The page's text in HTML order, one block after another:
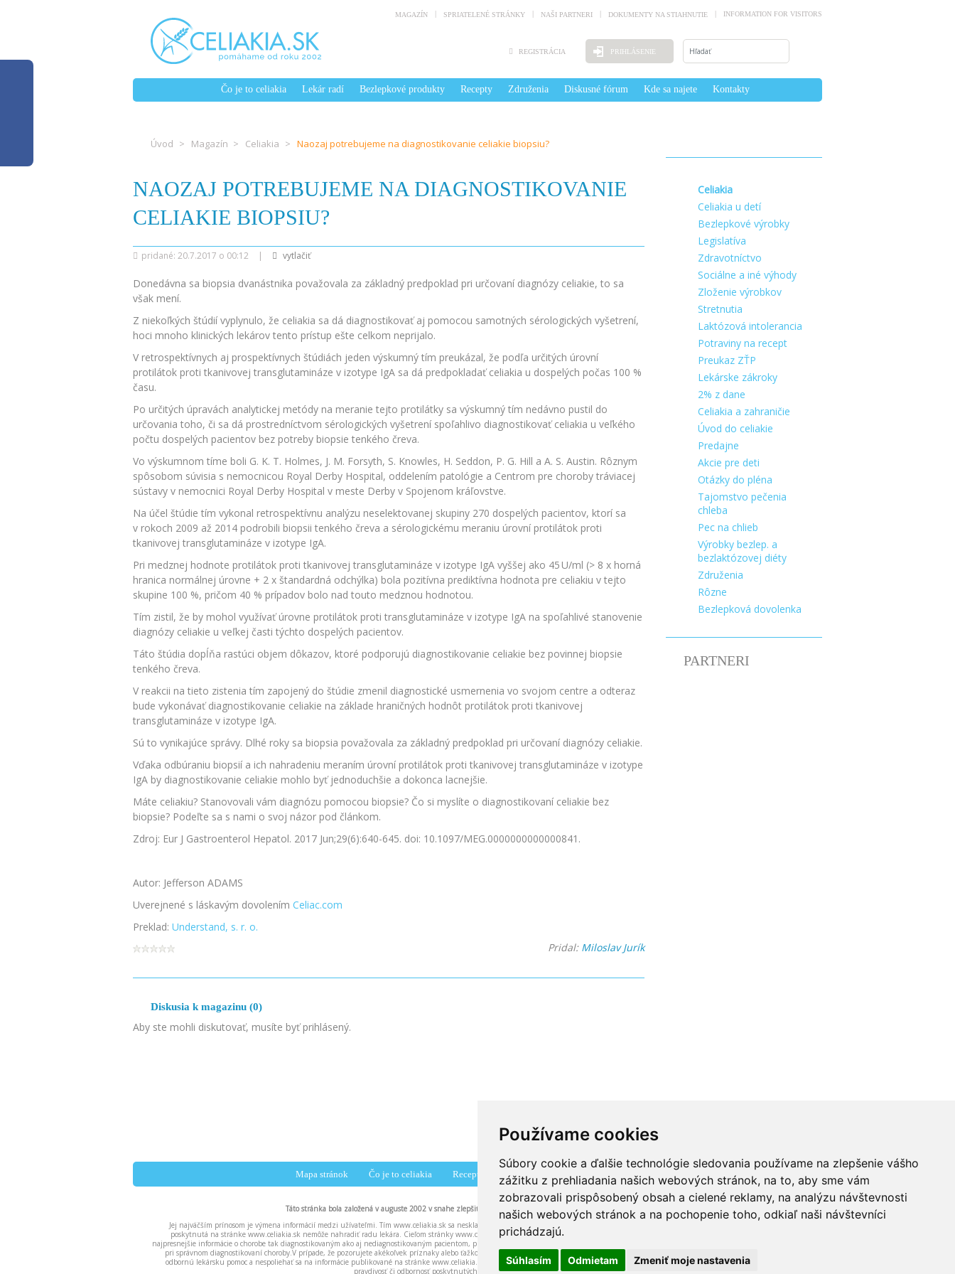
Používame cookies
Súbory cookie a ďalšie technológie sledovania používame na zlepšenie vášho
zážitku z prehliadania našich webových stránok, na to, aby sme vám
zobrazovali prispôsobený obsah a cielené reklamy, na analýzu návštevnosti
našich webových stránok a na pochopenie toho, odkiaľ naši návštevníci
prichádzajú.
Súhlasím Odmietam Zmeniť moje nastavenia
MAGAZÍN SPRIATELENÉ STRÁNKY NAŠI PARTNERI DOKUMENTY NA STIAHNUTIE INFORMATION FOR VISITORS
REGISTRÁCIA PRIHLÁSENIE
Čo je to celiakia Lekár radí Bezlepkové produkty Recepty Združenia Diskusné fórum Kde sa najete Kontakty
Úvod Magazín Celiakia Naozaj potrebujeme na diagnostikovanie celiakie biopsiu?
NAOZAJ POTREBUJEME NA DIAGNOSTIKOVANIE
CELIAKIE BIOPSIU?
pridané: 20.7.2017 o 00:12 | vytlačiť
Donedávna sa biopsia dvanástnika považovala za základný predpoklad pri určovaní diagnózy celiakie, to sa
však mení.
Z niekoľkých štúdií vyplynulo, že celiakia sa dá diagnostikovať aj pomocou samotných sérologických vyšetrení,
hoci mnoho klinických lekárov tento prístup ešte celkom neprijalo.
V retrospektívnych aj prospektívnych štúdiách jeden výskumný tím preukázal, že podľa určitých úrovní
protilátok proti tkanivovej transglutamináze v izotype IgA sa dá predpokladať celiakia u dospelých počas 100 %
času.
Po určitých úpravách analytickej metódy na meranie tejto protilátky sa výskumný tím nedávno pustil do
určovania toho, či sa dá prostredníctvom sérologických vyšetrení spoľahlivo diagnostikovať celiakia u veľkého
počtu dospelých pacientov bez potreby biopsie tenkého čreva.
Vo výskumnom tíme boli G. K. T. Holmes, J. M. Forsyth, S. Knowles, H. Seddon, P. G. Hill a A. S. Austin. Rôznym
spôsobom súvisia s nemocnicou Royal Derby Hospital, oddelením patológie a Centrom pre choroby tráviacej
sústavy v nemocnici Royal Derby Hospital v meste Derby v Spojenom kráľovstve.
Na účel štúdie tím vykonal retrospektívnu analýzu neselektovanej skupiny 270 dospelých pacientov, ktorí sa
v rokoch 2009 až 2014 podrobili biopsii tenkého čreva a sérologickému meraniu úrovní protilátok proti
tkanivovej transglutamináze v izotype IgA.
Pri medznej hodnote protilátok proti tkanivovej transglutamináze v izotype IgA vyššej ako 45 U/ml (> 8 x horná
hranica normálnej úrovne + 2 x štandardná odchýlka) bola pozitívna prediktívna hodnota pre celiakiu v tejto
skupine 100 %, pričom 40 % prípadov bolo nad touto medznou hodnotou.
Tím zistil, že by mohol využívať úrovne protilátok proti transglutamináze v izotype IgA na spoľahlivé stanovenie
diagnózy celiakie u veľkej časti týchto dospelých pacientov.
Táto štúdia dopĺňa rastúci objem dôkazov, ktoré podporujú diagnostikovanie celiakie bez povinnej biopsie
tenkého čreva.
V reakcii na tieto zistenia tím zapojený do štúdie zmenil diagnostické usmernenia vo svojom centre a odteraz
bude vykonávať diagnostikovanie celiakie na základe hraničných hodnôt protilátok proti tkanivovej
transglutamináze v izotype IgA.
Sú to vynikajúce správy. Dlhé roky sa biopsia považovala za základný predpoklad pri určovaní diagnózy celiakie.
Vďaka odbúraniu biopsií a ich nahradeniu meraním úrovní protilátok proti tkanivovej transglutamináze v izotype
IgA by diagnostikovanie celiakie mohlo byť jednoduchšie a dokonca lacnejšie.
Máte celiakiu? Stanovovali vám diagnózu pomocou biopsie? Čo si myslíte o diagnostikovaní celiakie bez
biopsie? Podeľte sa s nami o svoj názor pod článkom.
Zdroj: Eur J Gastroenterol Hepatol. 2017 Jun;29(6):640-645. doi: 10.1097/MEG.0000000000000841.
Autor: Jefferson ADAMS
Uverejnené s láskavým dovolením Celiac.com
Preklad: Understand, s. r. o.
Pridal: Miloslav Jurík
Diskusia k magazinu (0)
Aby ste mohli diskutovať, musíte byť prihlásený.
Celiakia
Celiakia u detí
Bezlepkové výrobky
Legislatíva
Zdravotníctvo
Sociálne a iné výhody
Zloženie výrobkov
Stretnutia
Laktózová intolerancia
Potraviny na recept
Preukaz ZŤP
Lekárske zákroky
2% z dane
Celiakia a zahraničie
Úvod do celiakie
Predajne
Akcie pre deti
Otázky do pléna
Tajomstvo pečenia
chleba
Pec na chlieb
Výrobky bezlep. a
bezlaktózovej diéty
Združenia
Rôzne
Bezlepková dovolenka
PARTNERI
Mapa stránok Čo je to celiakia Recepty Združenia Diskusné fórum Zaujímavé linky Kontakty
Táto stránka bola založená v auguste 2002 v snahe zlepšiť povedomie pacientov o celiakii.
Jej najväčším prínosom je výmena informácií medzi užívateľmi. Tím www.celiakia.sk sa neskladá z lekárov ani iných zdravotníckych pracovníkov. Akákoľvek rada
poskytnutá na stránke www.celiakia.sk nemôže nahradiť radu lekára. Cieľom stránky www.celiakia.sk a našich odpovedí na vaše otázky je poskytnúť čo možno
najpresnejšie informácie o chorobe tak diagnostikovaným ako aj nediagnostikovaným pacientom, pričom u nediagnostikovaných pacientov môžu naše rady pomôcť lekárom
pri správnom diagnostikovaní choroby.V prípade, že pozorujete akékoľvek príznaky alebo ťažkosti neznámeho pôvodu, dôrazne odporúčame bezodkladne vyhľadať
odbornú lekársku pomoc a nespoliehať sa na informácie publikované na stránke www.celiakia.sk. Tím www.celiakia.sk nenesie žiadnu zodpovednosť za správnosť,
pravdivosť či odbornosť poskytnutých informácií.